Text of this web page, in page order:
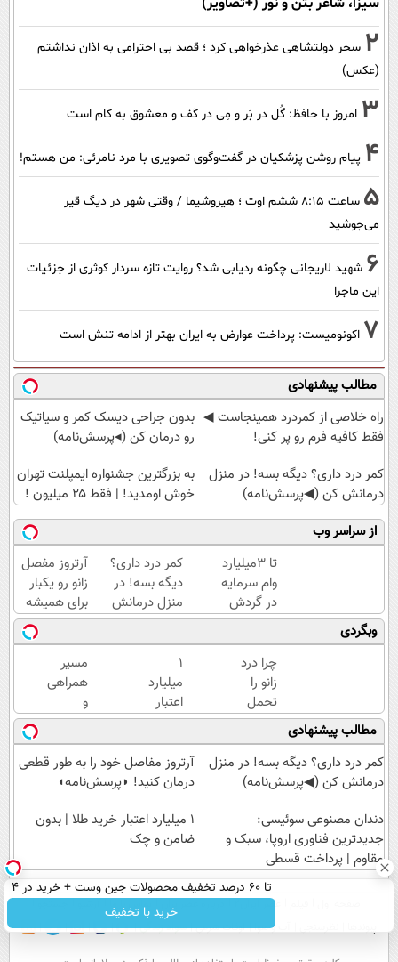
2 سحر دولتشاهی عذرخواهی کرد ؛ قصد بی احترامی به اذان نداشتم
(عکس)
3 امروز با حافظ: گُل در بَر و مِی در کَف و معشوق به کام است
4 پیام روشن پزشکیان در گفت‌و‌گوی تصویری با مرد نامرئی: من هستم!
5
ساعت ۸:۱۵ ششم اوت ؛ هیروشیما / وقتی شهر در دیگ قیر
می‌جوشید
6 شهید لاریجانی چگونه ردیابی شد؟ روایت تازه سردار کوثری از جزئیات
این ماجرا
7 اکونومیست: پرداخت عوارض به ایران بهتر از ادامه تنش است
مطالب پیشنهادی
‌راه خلاصی از کمردرد همینجاست ◀
فقط کافیه فرم رو پر کنی!
بدون جراحی دیسک کمر و سیاتیک
رو درمان کن (◂پرسش‌نامه)
کمر درد داری؟ دیگه بسه! در منزل
درمانش کن (◀پرسش‌نامه)
به بزرگترین جشنواره ایمپلنت تهران
خوش اومدید! | فقط ۲۵ میلیون !
از سراسر وب
تا 3میلیارد
وام سرمایه
در گردش
فروشندگان
=>
فروشگاهت
رو ثبت کن
کمر درد داری؟
دیگه بسه! در
منزل درمانش
کن
(◀پرسش‌نامه)
آرتروز مفصل
زانو رو یکبار
برای همیشه
درمان کن!
◗پرسش‌نامه◖
وبگردی
چرا درد
زانو را
تحمل
می‌کنی؟
خیلی
ساده
درمنزل
کن
۱
میلیارد
اعتبار
خرید
طلا |
بدون
ضامن
مسیر
همراهی
و
گزارش
عملکرد
گروه
اسنپ
۱۴۰۴
مطالب پیشنهادی
کمر درد داری؟ دیگه بسه! در منزل
درمانش کن (◀پرسش‌نامه)
آرتروز مفاصل خود را به طور قطعی
درمان کنید! ◗پرسش‌نامه◖
دندان مصنوعی سوئیسی:
جدیدترین فناوری اروپا، سبک و
مقاوم | پرداخت قسطی
۱ میلیارد اعتبار خرید طلا | بدون
ضامن و چک
تا 60 درصد تخفیف محصولات جین وست + خرید در 4
قسط
خرید با تخفیف عصر ایران۲ درباره عصرایران تماس با ما
آب و هوا اوقات شرعی سواد زندگی